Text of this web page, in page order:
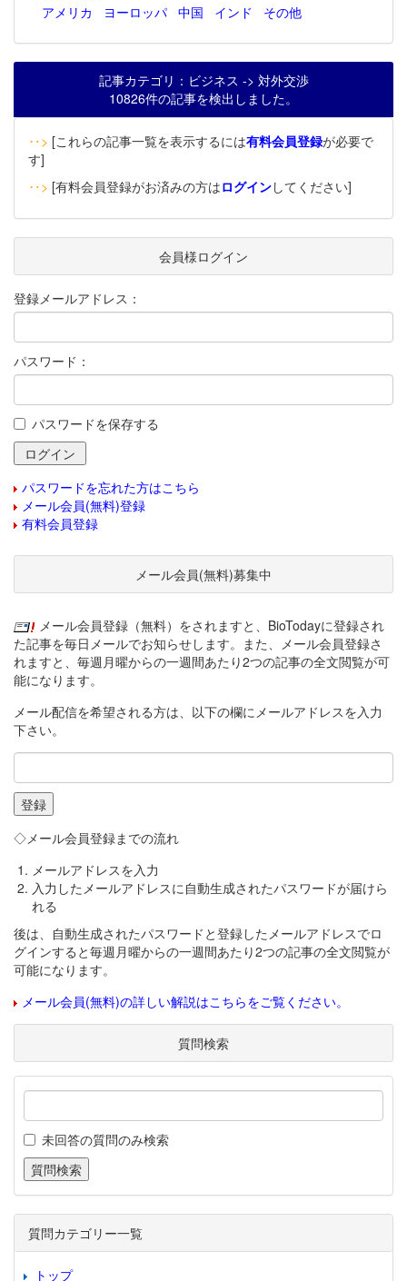
アメリカ
ヨーロッパ 中国 インド その他
記事カテゴリ：ビジネス -> 対外交渉
10826件の記事を検出しました。
‥> [これらの記事一覧を表示するには有料会員登録が必要で
す]
‥> [有料会員登録がお済みの方はログインしてください]
会員様ログイン
登録メールアドレス：
パスワード：
パスワードを保存する
パスワードを忘れた方はこちら
メール会員(無料)登録
有料会員登録
メール会員(無料)募集中
メール会員登録（無料）をされますと、BioTodayに登録され
た記事を毎日メールでお知らせします。また、メール会員登録さ
れますと、毎週月曜からの一週間あたり2つの記事の全文閲覧が可
能になります。
メール配信を希望される方は、以下の欄にメールアドレスを入力
下さい。
◇メール会員登録までの流れ
メールアドレスを入力
入力したメールアドレスに自動生成されたパスワードが届けら
れる
後は、自動生成されたパスワードと登録したメールアドレスでロ
グインすると毎週月曜からの一週間あたり2つの記事の全文閲覧が
可能になります。
メール会員(無料)の詳しい解説はこちらをご覧ください。
質問検索
未回答の質問のみ検索
質問カテゴリー一覧
トップ